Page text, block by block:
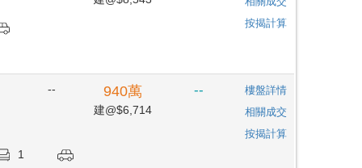
按揭計算
1
-- 940萬
建@$6,714
--
樓盤詳情
相關成交
按揭計算